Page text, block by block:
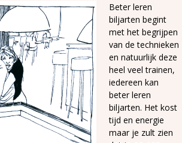
Beter leren
biljarten begint
met het begrijpen
van de technieken
en natuurlijk deze
heel veel trainen,
iedereen kan
beter leren
biljarten. Het kost
tijd en energie
maar je zult zien